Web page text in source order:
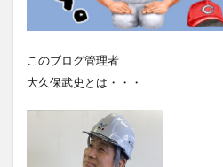
このブログ管理者
大久保武史とは・・・